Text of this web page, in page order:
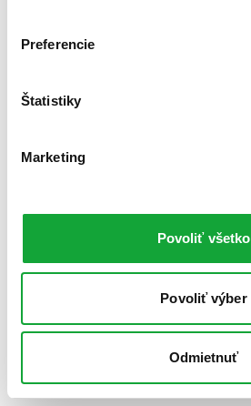
Preferencie
Štatistiky
Marketing
Povoliť všetko
Povoliť výber
Odmietnuť